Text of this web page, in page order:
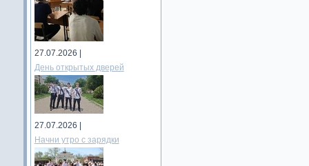
27.07.2026 |
День открытых дверей
27.07.2026 |
Начни утро с зарядки